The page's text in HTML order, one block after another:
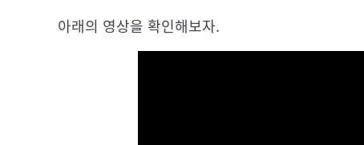
아래의 영상을 확인해보자.